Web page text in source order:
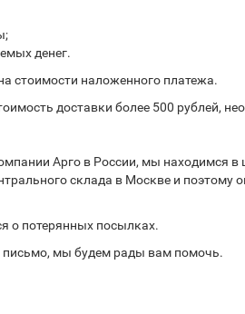
денег.
стоимости наложенного платежа.
доставки более 500 рублей,
Арго в России, мы находимся
склада в Москве и поэтому
о потерянных посылках.
письмо, мы будем рады вам помочь.